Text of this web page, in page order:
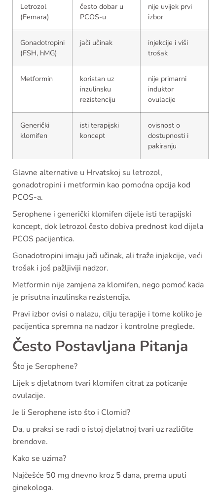
Letrozol
(Femara)
često dobar u
PCOS-u
nije uvijek prvi
izbor
Gonadotropini
(FSH, hMG)
jači učinak
injekcije i viši
trošak
Metformin
koristan uz
inzulinsku
rezistenciju
nije primarni
induktor
ovulacije
Generički
klomifen
isti terapijski
koncept
ovisnost o
dostupnosti i
pakiranju
Glavne alternative u Hrvatskoj su letrozol,
gonadotropini i metformin kao pomoćna opcija kod
PCOS-a.
Serophene i generički klomifen dijele isti terapijski
koncept, dok letrozol često dobiva prednost kod dijela
PCOS pacijentica.
Gonadotropini imaju jači učinak, ali traže injekcije, veći
trošak i još pažljiviji nadzor.
Metformin nije zamjena za klomifen, nego pomoć kada
je prisutna inzulinska rezistencija.
Pravi izbor ovisi o nalazu, cilju terapije i tome koliko je
pacijentica spremna na nadzor i kontrolne preglede.
Često Postavljana Pitanja
Što je Serophene?
Lijek s djelatnom tvari klomifen citrat za poticanje
ovulacije.
Je li Serophene isto što i Clomid?
Da, u praksi se radi o istoj djelatnoj tvari uz različite
brendove.
Kako se uzima?
Najčešće 50 mg dnevno kroz 5 dana, prema uputi
ginekologa.